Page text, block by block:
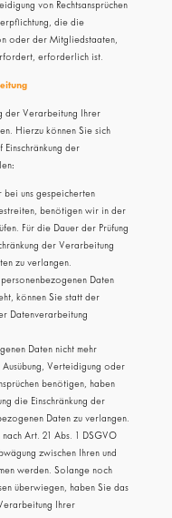
von Rechtsansprüchen
die die
oder der Mitgliedstaaten,
erforderlich ist.
der Verarbeitung Ihrer
Hierzu können Sie sich
Einschränkung der
bei uns gespeicherten
benötigen wir in der
Für die Dauer der Prüfung
der Verarbeitung
zu verlangen.
Daten
können Sie statt der
Datenverarbeitung
Daten nicht mehr
Verteidigung oder
benötigen, haben
die Einschränkung der
Daten zu verlangen.
Art. 21 Abs. 1 DSGVO
zwischen Ihren und
werden. Solange noch
überwiegen, haben Sie das
Ihrer